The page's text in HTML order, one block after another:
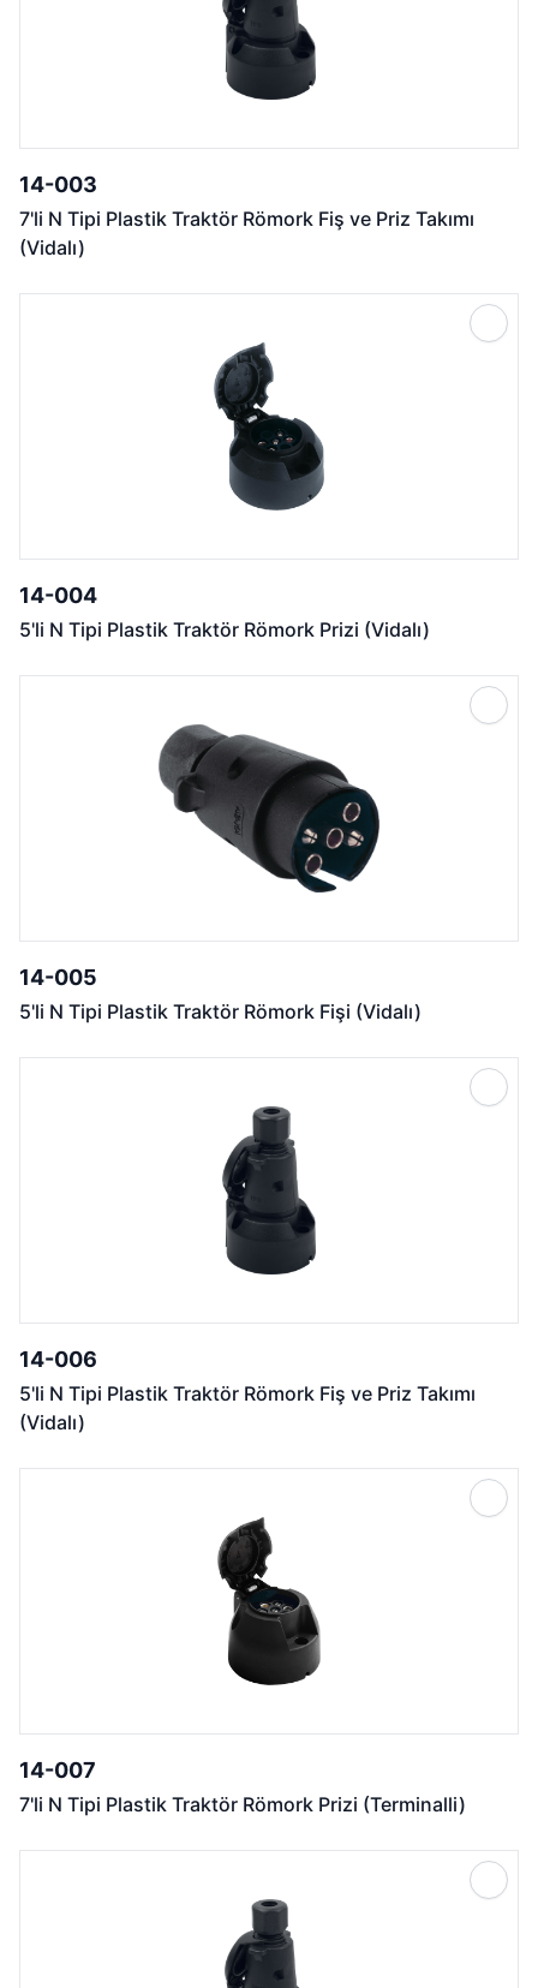
14-003
7'li N Tipi Plastik Traktör Römork Fiş ve Priz Takımı
(Vidalı)
14-004
5'li N Tipi Plastik Traktör Römork Prizi (Vidalı)
14-005
5'li N Tipi Plastik Traktör Römork Fişi (Vidalı)
14-006
5'li N Tipi Plastik Traktör Römork Fiş ve Priz Takımı
(Vidalı)
14-007
7'li N Tipi Plastik Traktör Römork Prizi (Terminalli)